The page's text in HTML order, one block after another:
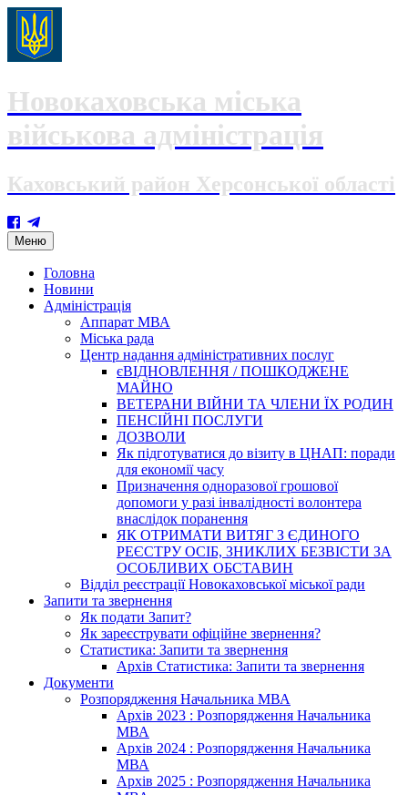
Новокаховська міська
військова адміністрація
Каховський район Херсонської області
Меню Skip
to
content
Головна
Новини
Адміністрація
Аппарат МВА
Міська рада
Центр надання адміністративних послуг
єВІДНОВЛЕННЯ / ПОШКОДЖЕНЕ
МАЙНО
ВЕТЕРАНИ ВІЙНИ ТА ЧЛЕНИ ЇХ РОДИН
ПЕНСІЙНІ ПОСЛУГИ
ДОЗВОЛИ
Як підготуватися до візиту в ЦНАП: поради
для економії часу
Призначення одноразової грошової
допомоги у разі інвалідності волонтера
внаслідок поранення
ЯК ОТРИМАТИ ВИТЯГ З ЄДИНОГО
РЕЄСТРУ ОСІБ, ЗНИКЛИХ БЕЗВІСТИ ЗА
ОСОБЛИВИХ ОБСТАВИН
Відділ реєстрації Новокаховської міської ради
Запити та звернення
Як подати Запит?
Як зареєструвати офіційне звернення?
Статистика: Запити та звернення
Архів Статистика: Запити та звернення
Документи
Розпорядження Начальника МВА
Архів 2023 : Розпорядження Начальника
МВА
Архів 2024 : Розпорядження Начальника
МВА
Архів 2025 : Розпорядження Начальника